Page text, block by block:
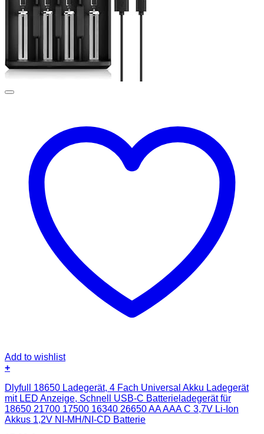
Add to wishlist
+
Dlyfull 18650 Ladegerät, 4 Fach Universal Akku Ladegerät
mit LED Anzeige, Schnell USB-C Batterieladegerät für
18650 21700 17500 16340 26650 AA AAA C 3,7V Li-Ion
Akkus 1,2V NI-MH/NI-CD Batterie